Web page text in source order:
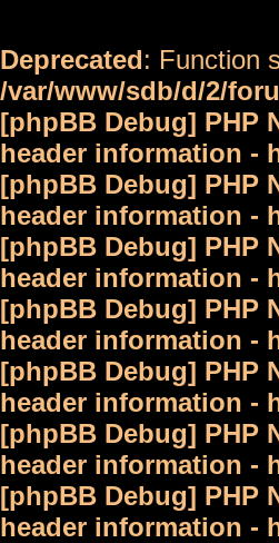
Deprecated: Function
/var/www/sdb/d/2/
[phpBB Debug] PHP
header information -
[phpBB Debug] PHP
header information -
[phpBB Debug] PHP
header information -
[phpBB Debug] PHP
header information -
[phpBB Debug] PHP
header information -
[phpBB Debug] PHP
header information -
[phpBB Debug] PHP
header information -